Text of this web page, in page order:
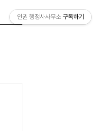
인권 행정사사무소 구독하기